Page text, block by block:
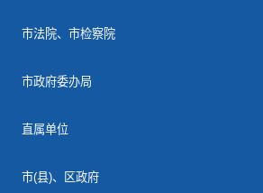
市法院、市检察院
市政府委办局
直属单位
市(县)、区政府